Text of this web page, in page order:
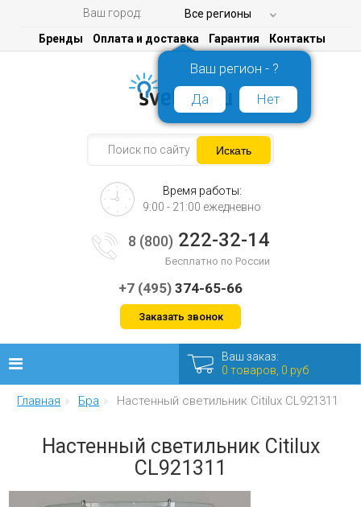
Ваш город: Все регионы
Ваш регион - ?
Да
Нет
Бренды Оплата и доставка Гарантия Контакты
Время работы:
9:00 - 21:00 ежедневно
8 (800) 222-32-14
Бесплатно по России
+7 (495) 374-65-66
Заказать звонок
Люстры
Бра
Ваш заказ:
0 товаров, 0 руб
Главная Бра Настенный светильник Citilux CL921311
Настенный светильник Citilux
CL921311